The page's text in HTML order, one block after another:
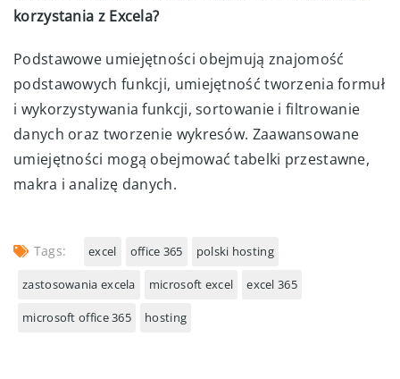
korzystania z Excela?
Podstawowe umiejętności obejmują znajomość
podstawowych funkcji, umiejętność tworzenia formuł
i wykorzystywania funkcji, sortowanie i filtrowanie
danych oraz tworzenie wykresów. Zaawansowane
umiejętności mogą obejmować tabelki przestawne,
makra i analizę danych.
Tags: excel office 365 polski hosting
zastosowania excela microsoft excel excel 365
microsoft office 365 hosting